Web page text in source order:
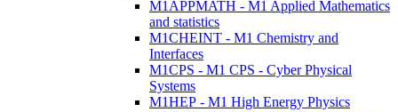
M1APPMATH - M1 Applied Mathematics
and statistics
M1CHEINT - M1 Chemistry and
Interfaces
M1CPS - M1 CPS - Cyber Physical
Systems
M1HEP - M1 High Energy Physics